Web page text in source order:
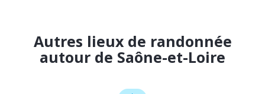
Autres lieux de randonnée
autour de Saône-et-Loire